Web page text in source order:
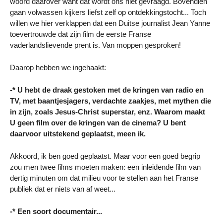
gaan volwassen kijkers liefst zelf op ontdekkingstocht... Toch
willen we hier verklappen dat een Duitse journalist Jean Yanne
toevertrouwde dat zijn film de eerste Franse
vaderlandslievende prent is. Van moppen gesproken!
Daarop hebben we ingehaakt:
-* U hebt de draak gestoken met de kringen van radio en
TV, met baantjesjagers, verdachte zaakjes, met mythen die
in zijn, zoals Jesus-Christ superstar, enz. Waarom maakt
U geen film over de kringen van de cinema? U bent
daarvoor uitstekend geplaatst, meen ik.
Akkoord, ik ben goed geplaatst. Maar voor een goed begrip
zou men twee films moeten maken: een inleidende film van
dertig minuten om dat milieu voor te stellen aan het Franse
publiek dat er niets van af weet...
-* Een soort documentair...